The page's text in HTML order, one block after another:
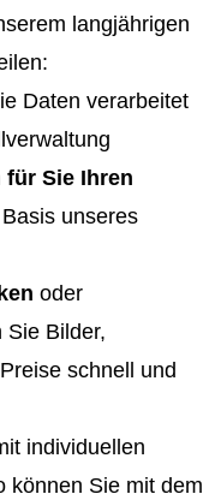
langjährigen
Daten verarbeitet
Sie Ihren
unseres
oder
Sie Bilder,
schnell und
individuellen
können Sie mit dem